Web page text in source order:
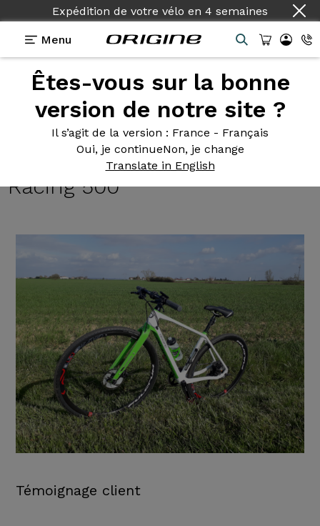
Expédition de votre vélo en 4 semaines
Menu
Êtes-vous sur la bonne
version de notre site ?
Il s’agit de la version : France - Français
Oui, je continueNon, je change
Translate in English
Témoignages>Graxx Gravel - Shimano GRX 800
Graxx Gravel- Shimano GRX
800 1x11v - Roues Fulcrum
Racing 500
Témoignage client